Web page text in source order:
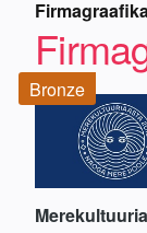
Bronze